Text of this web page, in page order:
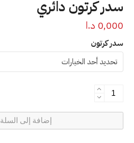
سدر كرتون دائري
0,000 د.ا
سدر كرتون
إضافة إلى السلة